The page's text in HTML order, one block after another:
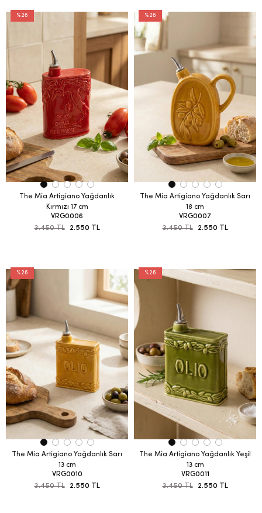
The Mia Artigiano Yağdanlık
Kırmızı 17 cm
VRG0006
2.550 TL
3.450 TL
%26
The Mia Artigiano Yağdanlık Sarı
18 cm
VRG0007
2.550 TL
3.450 TL
%26
The Mia Artigiano Yağdanlık Sarı
13 cm
VRG0010
2.550 TL
3.450 TL
%26
The Mia Artigiano Yağdanlık Yeşil
13 cm
VRG0011
2.550 TL
3.450 TL
%26